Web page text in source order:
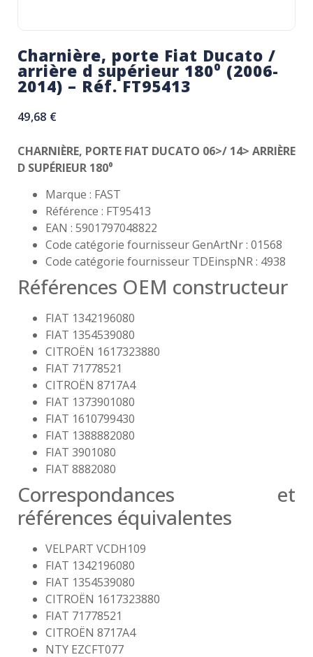
Charnière, porte Fiat Ducato /
arrière d supérieur 180⁰ (2006-
2014) – Réf. FT95413
49,68 €
CHARNIÈRE, PORTE FIAT DUCATO 06>/ 14> ARRIÈRE
D SUPÉRIEUR 180⁰
Marque : FAST
Référence : FT95413
EAN : 5901797048822
Code catégorie fournisseur GenArtNr : 01568
Code catégorie fournisseur TDEinspNR : 4938
Références OEM constructeur
FIAT 1342196080
FIAT 1354539080
CITROËN 1617323880
FIAT 71778521
CITROËN 8717A4
FIAT 1373901080
FIAT 1610799430
FIAT 1388882080
FIAT 3901080
FIAT 8882080
Correspondances et
références équivalentes
VELPART VCDH109
FIAT 1342196080
FIAT 1354539080
CITROËN 1617323880
FIAT 71778521
CITROËN 8717A4
NTY EZCFT077